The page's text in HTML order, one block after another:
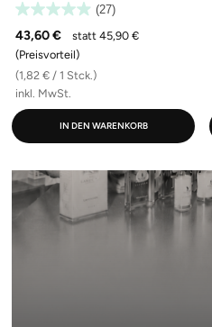
(27)
43,60 €
statt 45,90 €
(Preisvorteil)
(1,82 € / 1 Stck.)
inkl. MwSt.
IN DEN WARENKORB